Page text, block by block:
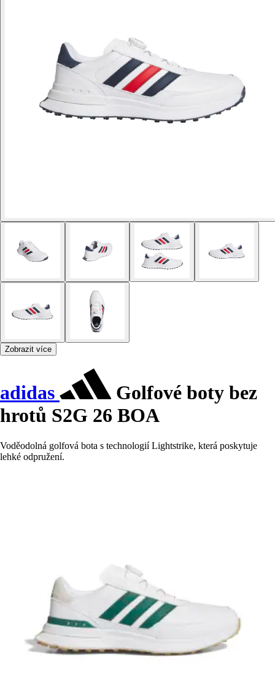
Zobrazit více
adidas
Golfové boty bez
hrotů S2G 26 BOA
Voděodolná golfová bota s technologií Lightstrike, která poskytuje
lehké odpružení.